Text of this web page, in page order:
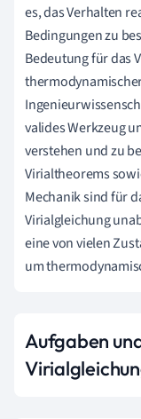
es, das Verhalten
Bedingungen zu
Bedeutung für das
valides Werkzeug
verstehen und zu
Virialtheorems
Mechanik sind für
Virialgleichung
eine von vielen
um
Aufgaben